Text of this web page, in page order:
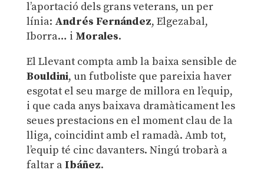
l’aportació dels grans veterans, un per
línia: Andrés Fernández, Elgezabal,
Iborra… i Morales.
El Llevant compta amb la baixa sensible de
Bouldini, un futboliste que pareixia haver
esgotat el seu marge de millora en l’equip,
i que cada anys baixava dramàticament les
seues prestacions en el moment clau de la
lliga, coincidint amb el ramadà. Amb tot,
l’equip té cinc davanters. Ningú trobarà a
faltar a Ibáñez.